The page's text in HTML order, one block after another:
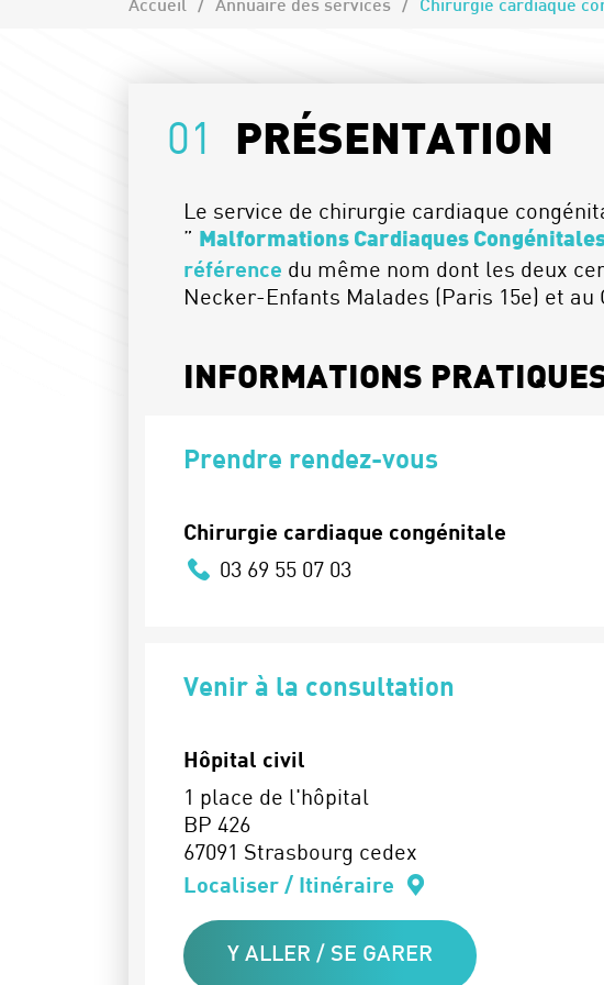
Accueil Annuaire des services Chirurgie cardiaque
01 PRÉSENTATION
Le service de chirurgie cardiaque
”
Malformations Cardiaques
référence du même nom dont les deux
Necker-Enfants Malades (Paris 15e) et au
INFORMATIONS
Prendre rendez-vous
Chirurgie cardiaque congénitale
03 69 55 07 03
Venir à la consultation
Hôpital civil
1 place de l'hôpital
BP 426
67091 Strasbourg cedex
Localiser / Itinéraire
Y ALLER / SE GARER